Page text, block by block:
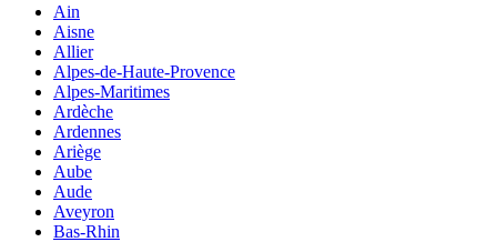
Ain
Aisne
Allier
Alpes-de-Haute-Provence
Alpes-Maritimes
Ardèche
Ardennes
Ariège
Aube
Aude
Aveyron
Bas-Rhin